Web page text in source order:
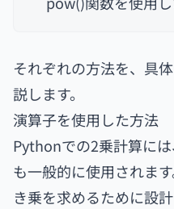
それぞれの方法を、具
説します。
演算子を使用した方法
Pythonでの2乗計算に
も一般的に使用されま
き乗を求めるために設